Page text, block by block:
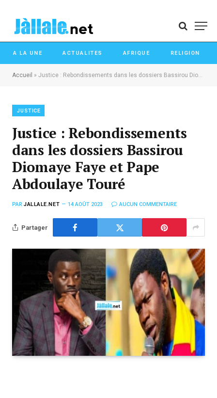
A LA UNE ACTUALITES AFRIQUE RELIGION
Accueil » Justice : Rebondissements dans les dossiers Bassirou Diomaye Faye et Pape Abdoulaye Touré
JUSTICE
Justice : Rebondissements
dans les dossiers Bassirou
Diomaye Faye et Pape
Abdoulaye Touré
PAR JALLALE.NET 14 AOÛT 2023 AUCUN COMMENTAIRE
Partager